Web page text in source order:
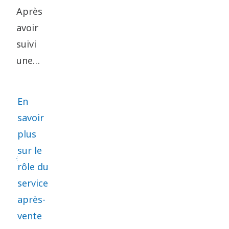
solutions
utilisées
dans la
production
2015, il s’est
concentré
sur les
solutions de
récupération
d’énergie.
Après
avoir
suivi
une
automobile
et
plusieurs
En
savoir
plus
sur le
rôle du
service
après-
vente